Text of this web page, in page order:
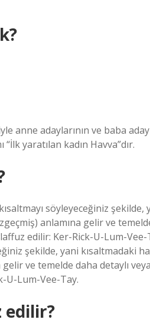
anne adaylarının ve baba
yaratılan kadın Havva”dır.
söyleyeceğiniz
anlamına gelir ve
edilir: Ker-Rick-U-Lum-
şekilde, yani kısaltmadaki
ve temelde daha detaylı
U-Lum-Vee-Tay.
edilir?